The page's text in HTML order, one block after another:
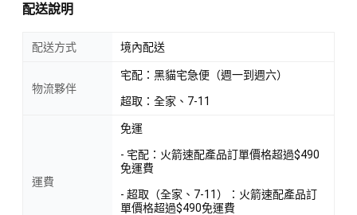
配送說明
配送方式 境內配送
物流夥伴
宅配：黑貓宅急便（週一到週六）
超取：全家、7-11
運費
免運
- 宅配：火箭速配產品訂單價格超過$490
免運費
- 超取（全家、7-11）：火箭速配產品訂
單價格超過$490免運費